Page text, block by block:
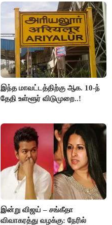
இந்த மாவட்டத்திற்கு ஆக. 10-ந்
தேதி உள்ளூர் விடுமுறை..!
இன்று விஜய் – சங்கீதா
விவாகரத்து வழக்கு: நேரில்